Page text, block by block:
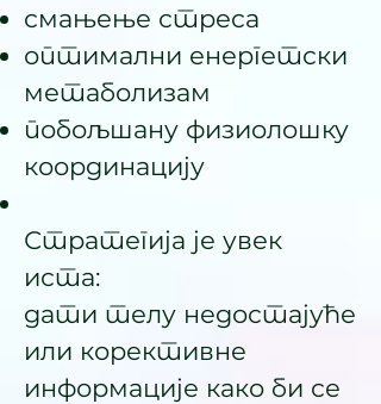
смањење стреса
оптимални енергетски
метаболизам
побољшану физиолошку
координацију
Стратегија је увек
иста:
дати телу недостајуће
или корективне
информације како би се